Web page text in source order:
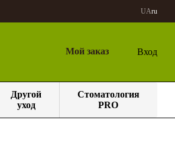
UAru
Мой заказ Вход
Другой
уход
Стоматология
PRO